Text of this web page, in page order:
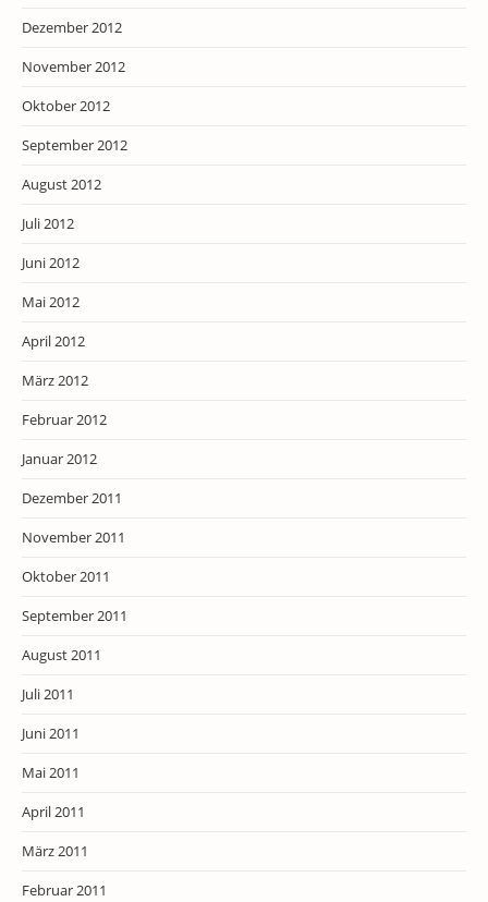
Dezember 2012
November 2012
Oktober 2012
September 2012
August 2012
Juli 2012
Juni 2012
Mai 2012
April 2012
März 2012
Februar 2012
Januar 2012
Dezember 2011
November 2011
Oktober 2011
September 2011
August 2011
Juli 2011
Juni 2011
Mai 2011
April 2011
März 2011
Februar 2011